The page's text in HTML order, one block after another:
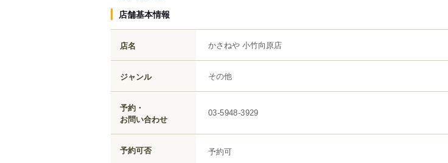
店舗基本情報
店名 かさねや 小竹向原店
ジャンル その他
予約・
お問い合わせ
03-5948-3929
予約可否 予約可